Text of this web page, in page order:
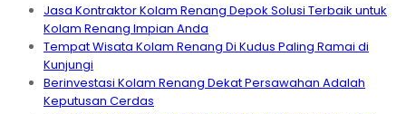
Jasa Kontraktor Kolam Renang Depok Solusi Terbaik untuk
Kolam Renang Impian Anda
Tempat Wisata Kolam Renang Di Kudus Paling Ramai di
Kunjungi
Berinvestasi Kolam Renang Dekat Persawahan Adalah
Keputusan Cerdas